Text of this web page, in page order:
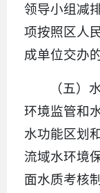
领导小组减
项按照区人
成单位交办
（五）
环境监管和
水功能区划
流域水环境
面水质考核